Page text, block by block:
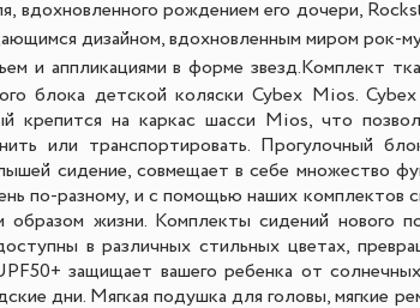
вдохновленного рождением его дочери,
дизайном, вдохновленным миром рок-
и аппликациями в форме звезд. Комплект
блока детской коляски Cybex Mios.
крепится на каркас шасси Mios, что
или транспортировать. Прогулочный
сидение, совмещает в себе множество
по-разному, и с помощью наших комплектов
образом жизни. Комплекты сидений нового
в различных стильных цветах,
защищает вашего ребенка от
дни. Мягкая подушка для головы, мягкие